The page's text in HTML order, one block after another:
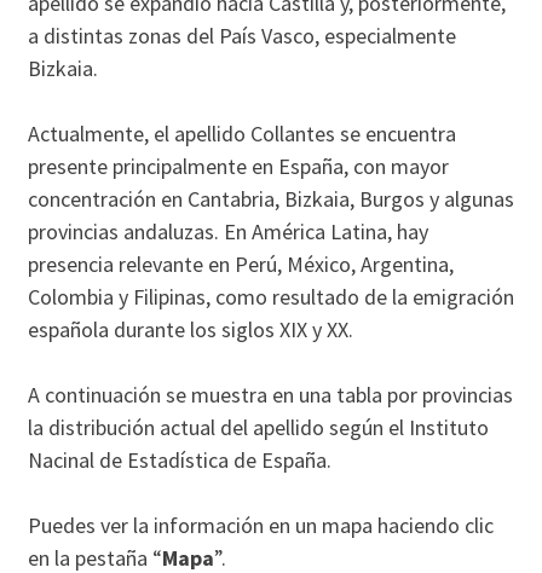
a distintas zonas del País Vasco, especialmente
Bizkaia.
Actualmente, el apellido Collantes se encuentra
presente principalmente en España, con mayor
concentración en Cantabria, Bizkaia, Burgos y algunas
provincias andaluzas. En América Latina, hay
presencia relevante en Perú, México, Argentina,
Colombia y Filipinas, como resultado de la emigración
española durante los siglos XIX y XX.
A continuación se muestra en una tabla por provincias
la distribución actual del apellido según el Instituto
Nacinal de Estadística de España.
Puedes ver la información en un mapa haciendo clic
en la pestaña “Mapa”.